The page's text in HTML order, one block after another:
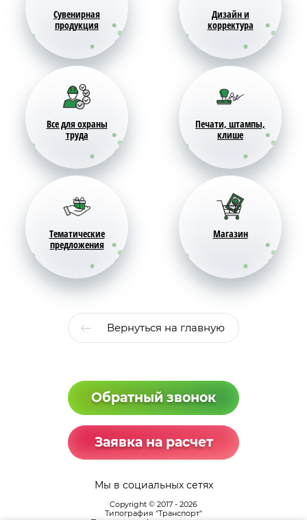
Сувенирная
продукция
Дизайн и
корректура
Все для охраны
труда
Печати, штампы,
клише
Тематические
предложения
Магазин
Вернуться на главную
Обратный звонок
Заявка на расчет
Мы в социальных сетях
Copyright © 2017 - 2026
Типография "Транспорт"